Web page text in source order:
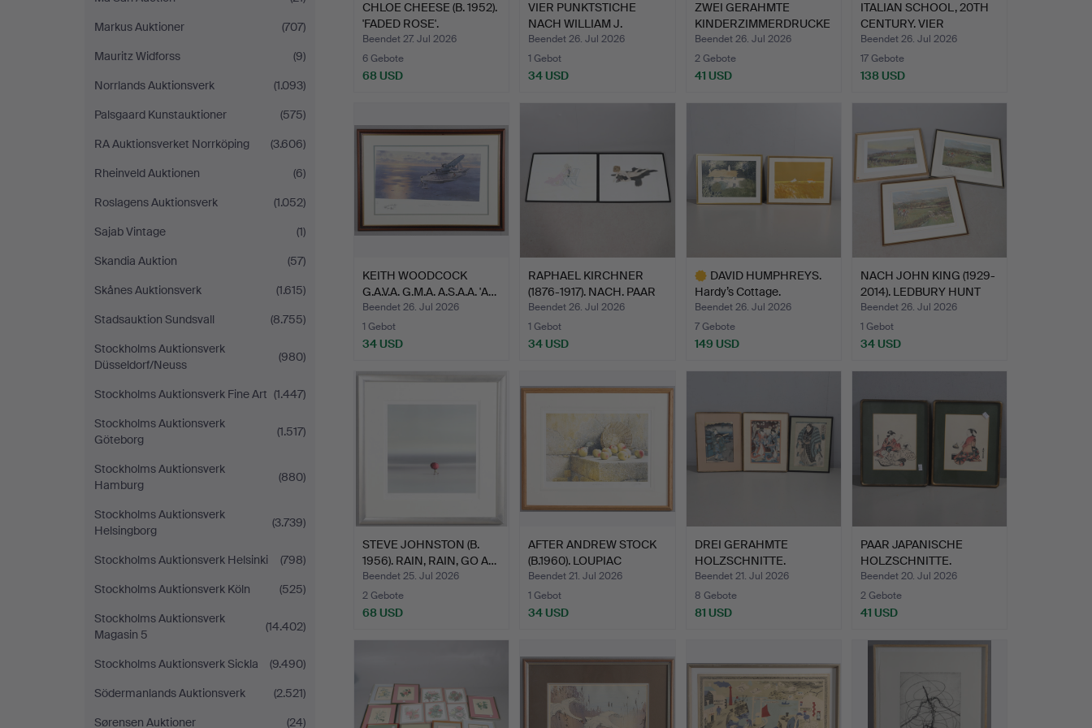
Markus Auktioner
(707)
Mauritz Widforss
(9)
Norrlands Auktionsverk
(1.093)
Palsgaard Kunstauktioner
(575)
RA Auktionsverket Norrköping
(3.606)
Rheinveld Auktionen
(6)
Roslagens Auktionsverk
(1.052)
Sajab Vintage
(1)
Skandia Auktion
(57)
Skånes Auktionsverk
(1.615)
Stadsauktion Sundsvall
(8.755)
Stockholms Auktionsverk
Düsseldorf/Neuss
(980)
Stockholms Auktionsverk Fine Art (1.447)
Stockholms Auktionsverk
Göteborg
(1.517)
Stockholms Auktionsverk
Hamburg
(880)
Stockholms Auktionsverk
Helsingborg
(3.739)
Stockholms Auktionsverk Helsinki
(798)
Stockholms Auktionsverk Köln
(525)
Stockholms Auktionsverk
Magasin 5
(14.402)
Stockholms Auktionsverk Sickla
(9.490)
Södermanlands Auktionsverk
(2.521)
Sørensen Auktioner
(24)
CHLOE CHEESE (B. 1952).
'FADED ROSE'.
Beendet 27. Jul 2026
6 Gebote
68 USD
VIER PUNKTSTICHE
NACH WILLIAM J.
ALLINGHAM…
Beendet 26. Jul 2026
1 Gebot
34 USD
ZWEI GERAHMTE
KINDERZIMMERDRUCKE
NACH MARG…
Beendet 26. Jul 2026
2 Gebote
41 USD
ITALIAN SCHOOL, 20TH
CENTURY. VIER
GERAHMT…
Beendet 26. Jul 2026
17 Gebote
138 USD
KEITH WOODCOCK
G.A.V.A. G.M.A. A.S.A.A. 'A…
Beendet 26. Jul 2026
1 Gebot
34 USD
RAPHAEL KIRCHNER
(1876-1917). NACH. PAAR
Ü…
Beendet 26. Jul 2026
1 Gebot
34 USD
DAVID HUMPHREYS.
Hardy’s Cottage.
Beendet 26. Jul 2026
7 Gebote
149 USD
NACH JOHN KING (1929-
2014). LEDBURY HUNT
U…
Beendet 26. Jul 2026
1 Gebot
34 USD
STEVE JOHNSTON (B.
1956). RAIN, RAIN, GO A…
Beendet 25. Jul 2026
2 Gebote
68 USD
AFTER ANDREW STOCK
(B.1960). LOUPIAC
WINDF…
Beendet 21. Jul 2026
1 Gebot
34 USD
DREI GERAHMTE
HOLZSCHNITTE.
Beendet 21. Jul 2026
8 Gebote
81 USD
PAAR JAPANISCHE
HOLZSCHNITTE.
Beendet 20. Jul 2026
2 Gebote
41 USD